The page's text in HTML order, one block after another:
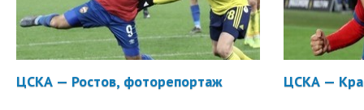
ЦСКА — Ростов, фоторепортаж ЦСКА —